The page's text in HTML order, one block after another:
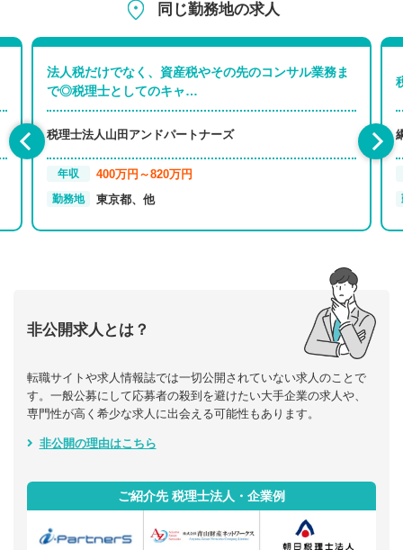
同じ勤務地の求人
法人税だけでなく、資産税やその先のコンサル業務ま
で◎税理士としてのキャ…
税理士法人山田アンドパートナーズ
年収 400万円～820万円
勤務地 東京都、他
非公開求人とは？
転職サイトや求人情報誌では一切公開されていない求人のことで
す。一般公募にして応募者の殺到を避けたい大手企業の求人や、
専門性が高く希少な求人に出会える可能性もあります。
非公開の理由はこちら
ご紹介先 税理士法人・企業例